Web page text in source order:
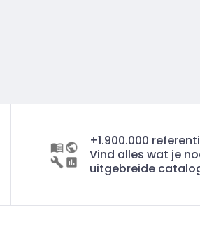
+1.900.000
Vind alles wat je
uitgebreide